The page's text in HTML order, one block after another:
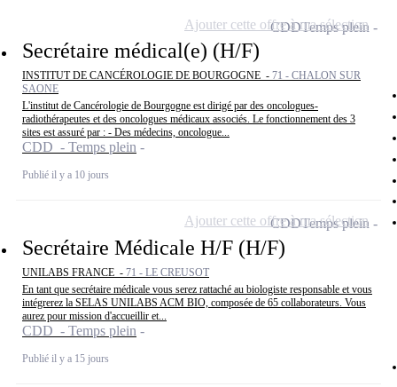
Secrétaire médical(e) (H/F)
INSTITUT DE CANCÉROLOGIE DE BOURGOGNE - 71 - CHALON SUR
SAONE
L'institut de Cancérologie de Bourgogne est dirigé par des oncologues-
radiothérapeutes et des oncologues médicaux associés. Le fonctionnement des 3
sites est assuré par : - Des médecins, oncologue...
CDD - Temps plein
Publié il y a 10 jours
CDDTemps plein
Ajouter cette offre à ma sélection
Secrétaire Médicale H/F (H/F)
UNILABS FRANCE - 71 - LE CREUSOT
En tant que secrétaire médicale vous serez rattaché au biologiste responsable et vous
intégrerez la SELAS UNILABS ACM BIO, composée de 65 collaborateurs. Vous
aurez pour mission d'accueillir et...
CDD - Temps plein
Publié il y a 15 jours
CDDTemps plein
Ajouter cette offre à ma sélection